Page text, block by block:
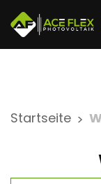
Startseite >